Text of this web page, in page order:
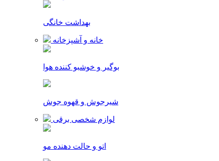
بهداشت خانگی
خانه و آشپزخانه
بوگیر و خوشبو کننده هوا
شیرجوش و قهوه جوش
لوازم شخصی برقی
اتو و حالت دهنده مو